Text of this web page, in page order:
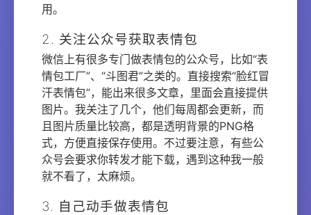
用。
2. 关注公众号获取表情包
微信上有很多专门做表情包的公众号，比如“表
情包工厂”、“斗图君”之类的。直接搜索“脸红冒
汗表情包”，能出来很多文章，里面会直接提供
图片。我关注了几个，他们每周都会更新，而
且图片质量比较高，都是透明背景的PNG格
式，方便直接保存使用。不过要注意，有些公
众号会要求你转发才能下载，遇到这种我一般
就不看了，太麻烦。
3. 自己动手做表情包